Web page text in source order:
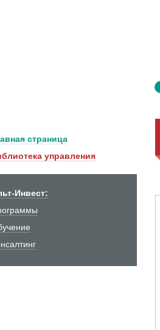
страница
управления
Инвест: